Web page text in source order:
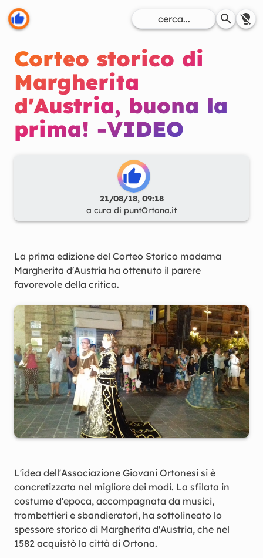
Corteo storico di
Margherita
d'Austria, buona la
prima! -VIDEO
21/08/18, 09:18
a cura di puntOrtona.it
La prima edizione del Corteo Storico madama
Margherita d'Austria ha ottenuto il parere
favorevole della critica.
L'idea dell'Associazione Giovani Ortonesi si è
concretizzata nel migliore dei modi. La sfilata in
costume d'epoca, accompagnata da musici,
trombettieri e sbandieratori, ha sottolineato lo
spessore storico di Margherita d'Austria, che nel
1582 acquistò la città di Ortona.